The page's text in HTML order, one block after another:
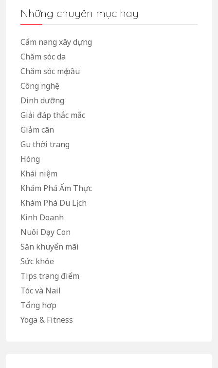
Những chuyên mục hay
Cẩm nang xây dựng
Chăm sóc da
Chăm sóc mẹ bầu
Công nghệ
Dinh dưỡng
Giải đáp thắc mắc
Giảm cân
Gu thời trang
Hóng
Khái niệm
Khám Phá Ẩm Thực
Khám Phá Du Lịch
Kinh Doanh
Nuôi Dạy Con
Săn khuyến mãi
Sức khỏe
Tips trang điểm
Tóc và Nail
Tổng hợp
Yoga & Fitness